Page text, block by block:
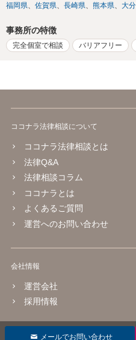
福岡県 佐賀県 長崎県 熊本県 大
事務所の特徴
完全個室で相談 バリアフリー
メールでお問い合わせ
ココナラ法律相談について
ココナラ法律相談とは
法律Q&A
法律相談コラム
ココナラとは
よくあるご質問
運営へのお問い合わせ
会社情報
運営会社
採用情報